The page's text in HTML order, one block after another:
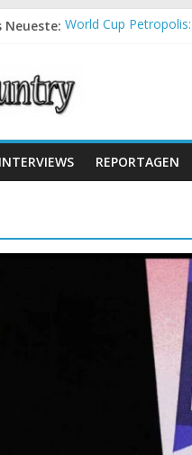
Neueste: World Cup
Halbzeit beim
Chelva: Schweizer
INTERVIEWS REPORTAGEN